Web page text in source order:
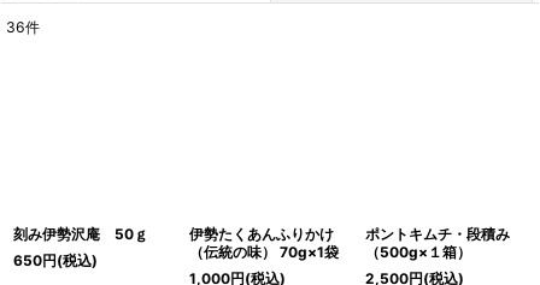
36件
刻み伊勢沢庵 50ｇ
650円(税込)
伊勢たくあんふりかけ
（伝統の味） 70g×1袋
1,000円(税込)
ポントキムチ・段積み
（500g×１箱）
2,500円(税込)